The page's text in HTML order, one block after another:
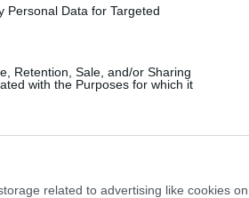
Personal Data for Targeted
Retention, Sale, and/or Sharing
with the Purposes for which it
related to advertising like cookies on